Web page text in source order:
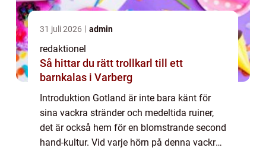
31 juli 2026 admin
redaktionel
Så hittar du rätt trollkarl till ett
barnkalas i Varberg
Introduktion Gotland är inte bara känt för
sina vackra stränder och medeltida ruiner,
det är också hem för en blomstrande second
hand-kultur. Vid varje hörn på denna vackra